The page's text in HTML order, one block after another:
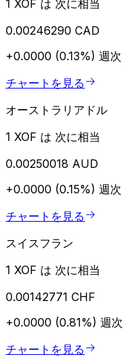
1 XOF は 次に相当
0.00246290 CAD
+0.0000 (0.13%) 週次
チャートを見る
オーストラリアドル
1 XOF は 次に相当
0.00250018 AUD
+0.0000 (0.15%) 週次
チャートを見る
スイスフラン
1 XOF は 次に相当
0.00142771 CHF
+0.0000 (0.81%) 週次
チャートを見る